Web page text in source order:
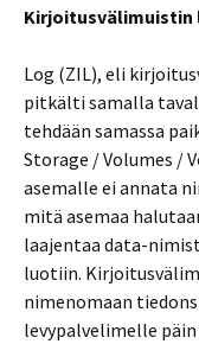
Kirjoitusvälimuistin
Log (ZIL), eli
pitkälti samalla
tehdään samassa
Storage / Volumes /
asemalle ei annata
mitä asemaa
laajentaa data-
luotiin.
nimenomaan
levypalvelimelle